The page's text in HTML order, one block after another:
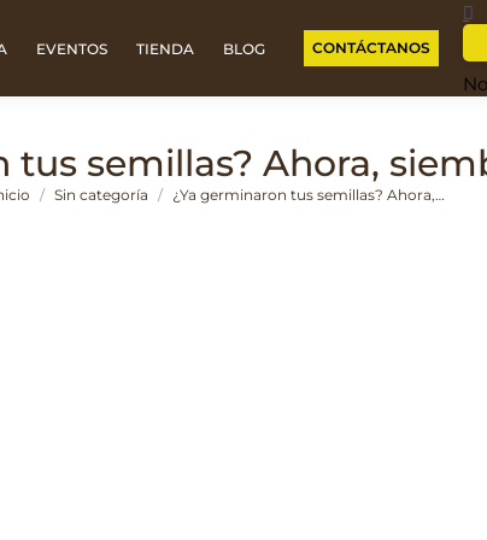
EVENTOS TIENDA BLOG CONTÁCTANOS
tus semillas? Ahora,
aquí:Sin categoría ¿Ya germinaron tus semillas? Ahora,…